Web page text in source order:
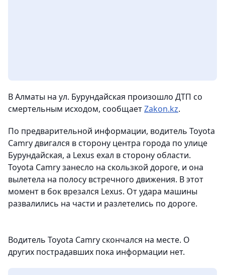
В Алматы на ул. Бурундайская произошло ДТП со
смертельным исходом, сообщаетZakon.kz.
По предварительной информации, водитель Toyota
Camry двигался в сторону центра города по улице
Бурундайская, а Lexus ехал в сторону области.
Toyota Camry занесло на скользкой дороге, и она
вылетела на полосу встречного движения. В этот
момент в бок врезался Lexus. От удара машины
развалились на части и разлетелись по дороге.
Водитель Toyota Camry скончался на месте. О
других пострадавших пока информации нет.